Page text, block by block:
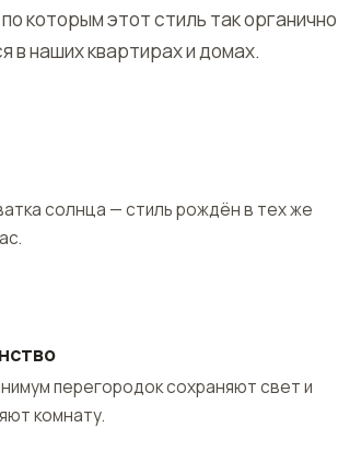
которым этот стиль так органично
в наших квартирах и домах.
солнца — стиль рождён в тех же
перегородок сохраняют свет и
комнату.